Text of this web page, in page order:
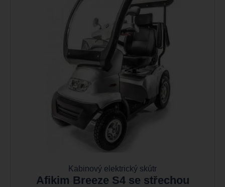
Kabinový elektrický skútr
Afikim Breeze S4 se střechou